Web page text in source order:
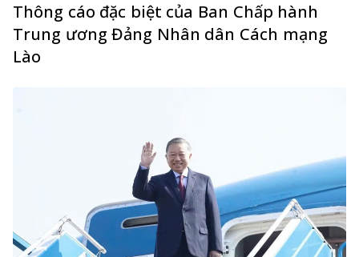
Thông cáo đặc biệt của Ban Chấp hành
Trung ương Đảng Nhân dân Cách mạng
Lào